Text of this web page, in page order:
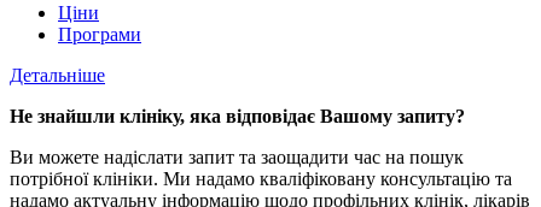
Ціни
Програми
Детальніше
Не знайшли клініку, яка відповідає Вашому запиту?
Ви можете надіслати запит та заощадити час на пошук
потрібної клініки. Ми надамо кваліфіковану консультацію та
надамо актуальну інформацію щодо профільних клінік, лікарів